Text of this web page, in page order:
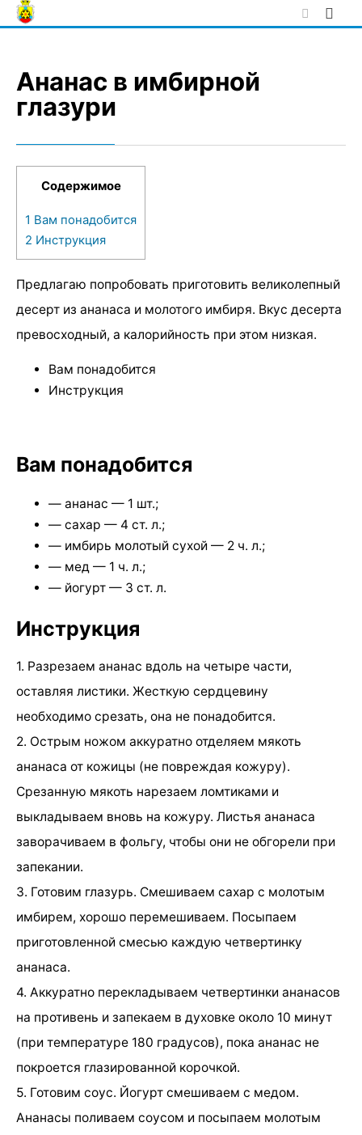
Skip
to
Ананас в имбирной
глазури
Содержимое
1 Вам понадобится
2 Инструкция
Предлагаю попробовать приготовить великолепный
десерт из ананаса и молотого имбиря. Вкус десерта
превосходный, а калорийность при этом низкая.
Вам понадобится
Инструкция
Вам понадобится
— ананас — 1 шт.;
— сахар — 4 ст. л.;
— имбирь молотый сухой — 2 ч. л.;
— мед — 1 ч. л.;
— йогурт — 3 ст. л.
Инструкция
1. Разрезаем ананас вдоль на четыре части,
оставляя листики. Жесткую сердцевину
необходимо срезать, она не понадобится.
2. Острым ножом аккуратно отделяем мякоть
ананаса от кожицы (не повреждая кожуру).
Срезанную мякоть нарезаем ломтиками и
выкладываем вновь на кожуру. Листья ананаса
заворачиваем в фольгу, чтобы они не обгорели при
запекании.
3. Готовим глазурь. Смешиваем сахар с молотым
имбирем, хорошо перемешиваем. Посыпаем
приготовленной смесью каждую четвертинку
ананаса.
4. Аккуратно перекладываем четвертинки ананасов
на противень и запекаем в духовке около 10 минут
(при температуре 180 градусов), пока ананас не
покроется глазированной корочкой.
5. Готовим соус. Йогурт смешиваем с медом.
Ананасы поливаем соусом и посыпаем молотым